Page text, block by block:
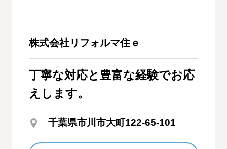
株式会社リフォルマ住ｅ
丁寧な対応と豊富な経験でお応
えします。
千葉県市川市大町122-65-101